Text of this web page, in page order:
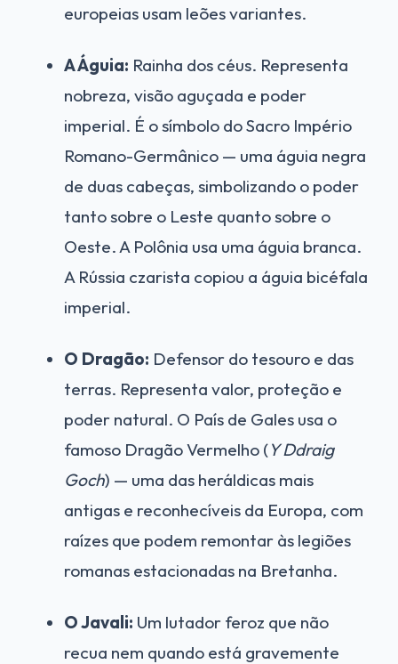
europeias usam leões variantes.
A Águia: Rainha dos céus. Representa
nobreza, visão aguçada e poder
imperial. É o símbolo do Sacro Império
Romano-Germânico — uma águia negra
de duas cabeças, simbolizando o poder
tanto sobre o Leste quanto sobre o
Oeste. A Polônia usa uma águia branca.
A Rússia czarista copiou a águia bicéfala
imperial.
O Dragão: Defensor do tesouro e das
terras. Representa valor, proteção e
poder natural. O País de Gales usa o
famoso Dragão Vermelho (Y Ddraig
Goch) — uma das heráldicas mais
antigas e reconhecíveis da Europa, com
raízes que podem remontar às legiões
romanas estacionadas na Bretanha.
O Javali: Um lutador feroz que não
recua nem quando está gravemente